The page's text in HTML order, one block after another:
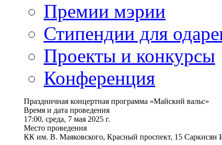
Премии мэрии
Стипендии для
Проекты и конкурсы
Конференция
Праздничная концертная программа «Майский вальс»
Время и дата проведения
17:00, среда, 7 мая 2025 г.
Место проведения
КК им. В. Маяковского, Красный проспект, 15 Саркисян